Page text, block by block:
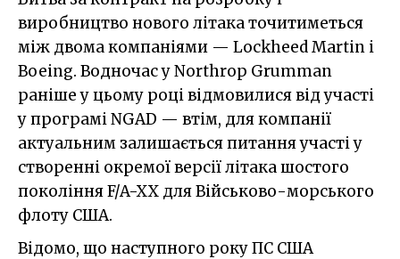
виробництво нового літака точитиметься
між двома компаніями — Lockheed Martin і
Boeing. Водночас у Northrop Grumman
раніше у цьому році відмовилися від участі
у програмі NGAD — втім, для компанії
актуальним залишається питання участі у
створенні окремої версії літака шостого
покоління F/A-XX для Військово-морського
флоту США.
Відомо, що наступного року ПС США